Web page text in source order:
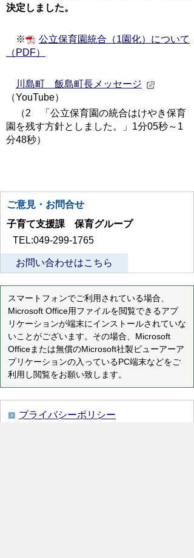
決定しました。
※
公立保育園統合（1園化）について
（PDF）
川島町 飯島町長メッセージ
（YouTube）
（2 「公立保育園の統合はけやき保育
園を残す方針としました。」1分05秒～1
分48秒）
ご意見・お問合せ
子育て支援課 保育グループ
TEL:049-299-1765
お問い合わせはこちら
スマートフォンでご利用されている場合、
Microsoft Office用ファイルを閲覧できるアプ
リケーションが端末にインストールされていな
いことがございます。その場合、Microsoft
Officeまたは無償のMicrosoft社製ビューアーア
プリケーションの入っているPC端末などをご
利用し閲覧をお願い致します。
プライバシーポリシー